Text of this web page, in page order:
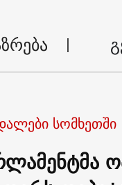
სომხეთში